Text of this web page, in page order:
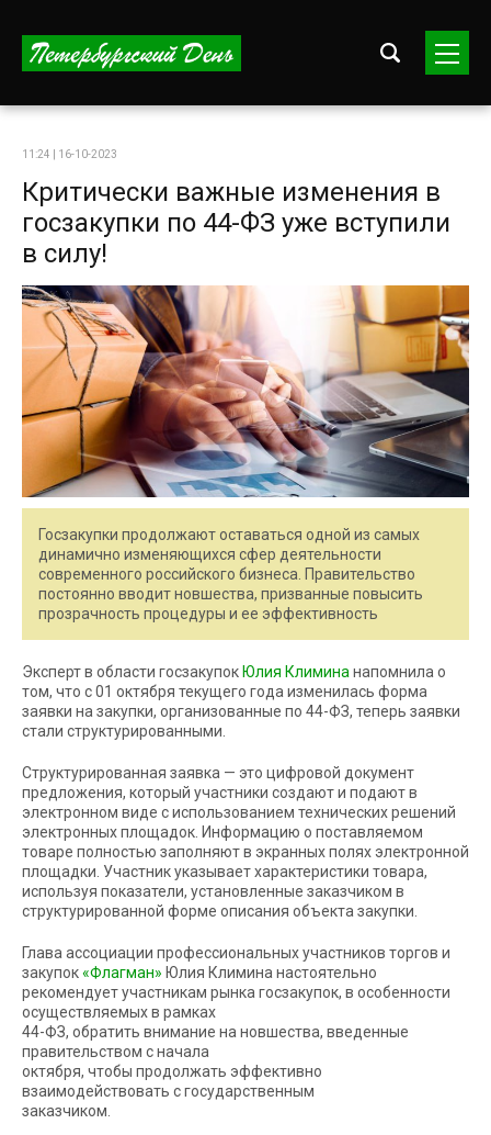
11:24 | 16-10-2023
Критически важные изменения в
госзакупки по 44-ФЗ уже вступили
в силу!
Госзакупки продолжают оставаться одной из самых
динамично изменяющихся сфер деятельности
современного российского бизнеса. Правительство
постоянно вводит новшества, призванные повысить
прозрачность процедуры и ее эффективность
Эксперт в области госзакупок Юлия Климина напомнила о
том, что с 01 октября текущего года изменилась форма
заявки на закупки, организованные по 44-ФЗ, теперь заявки
стали структурированными.
Структурированная заявка — это цифровой документ
предложения, который участники создают и подают в
электронном виде с использованием технических решений
электронных площадок. Информацию о поставляемом
товаре полностью заполняют в экранных полях электронной
площадки. Участник указывает характеристики товара,
используя показатели, установленные заказчиком в
структурированной форме описания объекта закупки.
Глава ассоциации профессиональных участников торгов и
закупок«Флагман» Юлия Климина настоятельно
рекомендует участникам рынка госзакупок, в особенности
осуществляемых в рамках
44-ФЗ, обратить внимание на новшества, введенные
правительством с начала
октября, чтобы продолжать эффективно
взаимодействовать с государственным
заказчиком.